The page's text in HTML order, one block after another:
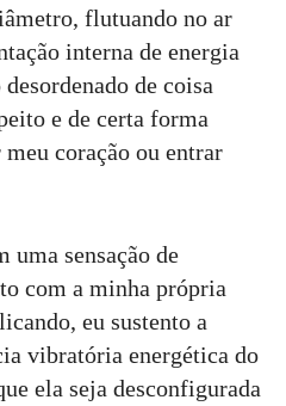
flutuando no ar
interna de energia
de coisa
e de certa forma
coração ou entrar
uma sensação de
com a minha própria
eu sustento a
vibratória energética do
ela seja desconfigurada